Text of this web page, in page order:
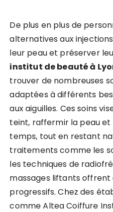
De plus en plus de
alternatives aux
leur peau et préserver
institut de beauté à
trouver de nombreuses
adaptées à différents
aux aiguilles. Ces soins
teint, raffermir la peau et
temps, tout en restant
traitements comme les
les techniques de
massages liftants offrent
progressifs. Chez des
comme Altea Coiffure